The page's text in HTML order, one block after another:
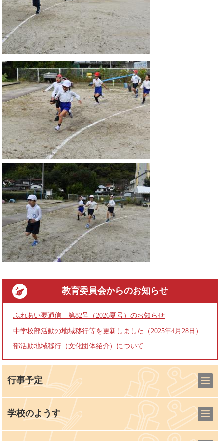
教育委員会からのお知らせ
ふれあい夢通信 第82号（2026夏号）のお知らせ
中学校部活動の地域移行等を更新しました（2025年4月28日）
部活動地域移行（文化団体紹介）について
行事予定
学校のようす